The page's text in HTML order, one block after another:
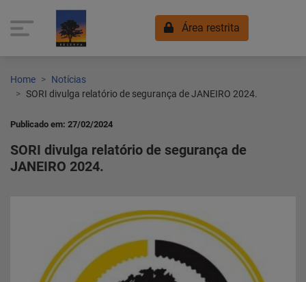
Área restrita
Home
Home
Notícias
SORI divulga relatório de segurança de JANEIRO 2024.
Publicado em: 27/02/2024
SORI divulga relatório de segurança de
JANEIRO 2024.